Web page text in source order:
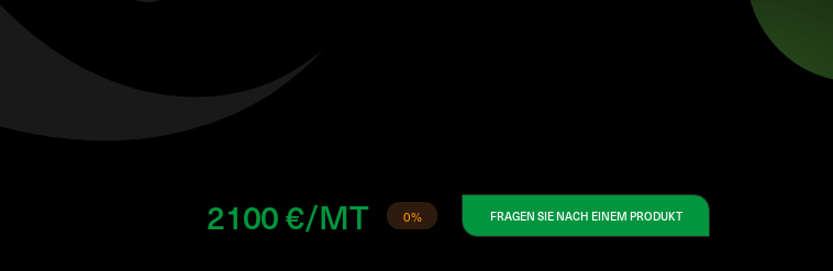
2100 €/MT 0% FRAGEN SIE NACH EINEM PRODUKT